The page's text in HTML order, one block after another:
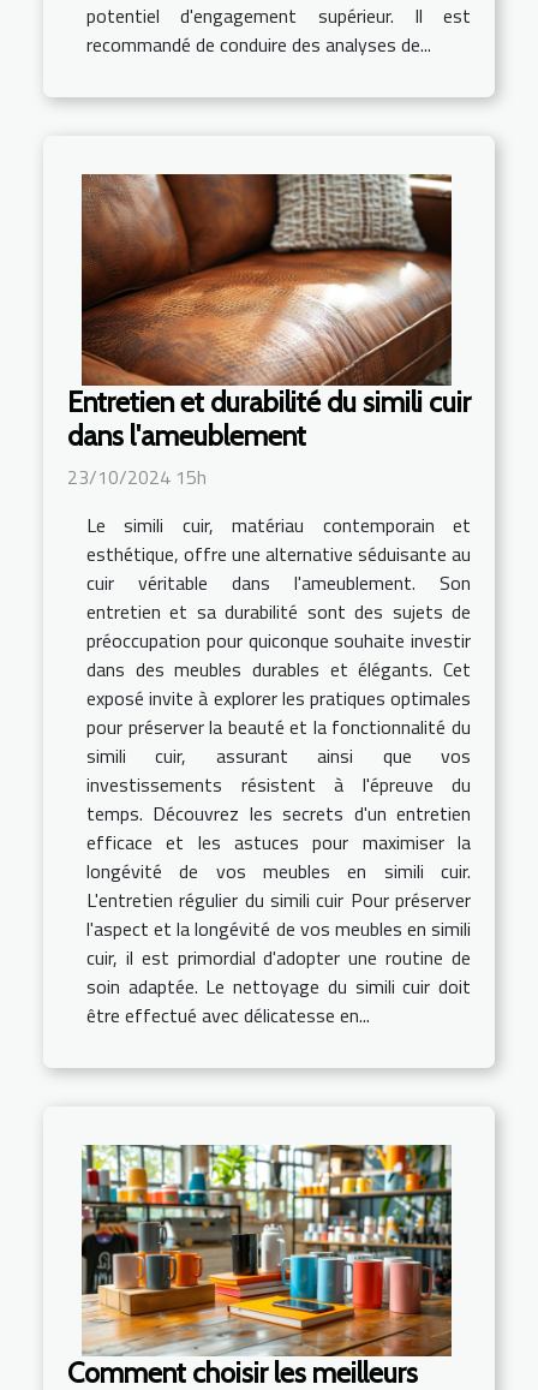
potentiel d'engagement supérieur. Il est
recommandé de conduire des analyses de...
Entretien et durabilité du simili cuir
dans l'ameublement
23/10/2024 15h
Le simili cuir, matériau contemporain et
esthétique, offre une alternative séduisante au
cuir véritable dans l'ameublement. Son
entretien et sa durabilité sont des sujets de
préoccupation pour quiconque souhaite investir
dans des meubles durables et élégants. Cet
exposé invite à explorer les pratiques optimales
pour préserver la beauté et la fonctionnalité du
simili cuir, assurant ainsi que vos
investissements résistent à l'épreuve du
temps. Découvrez les secrets d'un entretien
efficace et les astuces pour maximiser la
longévité de vos meubles en simili cuir.
L'entretien régulier du simili cuir Pour préserver
l'aspect et la longévité de vos meubles en simili
cuir, il est primordial d'adopter une routine de
soin adaptée. Le nettoyage du simili cuir doit
être effectué avec délicatesse en...
Comment choisir les meilleurs